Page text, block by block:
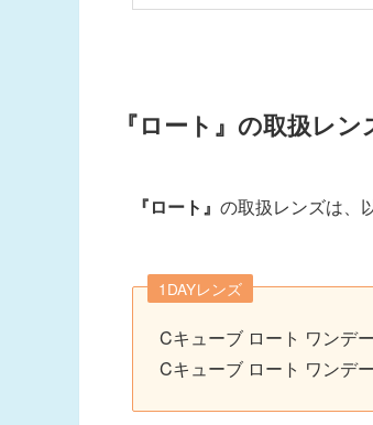
『ロート』 の取扱レン
『ロート』 の取扱レンズは、
1DAYレンズ
Cキューブ ロート ワンデ
Cキューブ ロート ワンデ